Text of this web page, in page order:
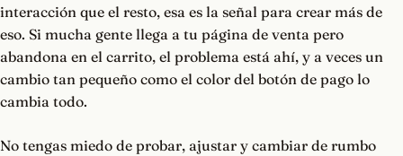
interacción que el resto, esa es la señal para crear más de
eso. Si mucha gente llega a tu página de venta pero
abandona en el carrito, el problema está ahí, y a veces un
cambio tan pequeño como el color del botón de pago lo
cambia todo.
No tengas miedo de probar, ajustar y cambiar de rumbo